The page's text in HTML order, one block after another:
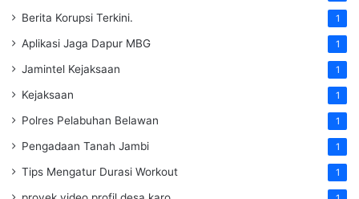
Berita Korupsi Terkini. 1
Aplikasi Jaga Dapur MBG 1
Jamintel Kejaksaan 1
Kejaksaan 1
Polres Pelabuhan Belawan 1
Pengadaan Tanah Jambi 1
Tips Mengatur Durasi Workout 1